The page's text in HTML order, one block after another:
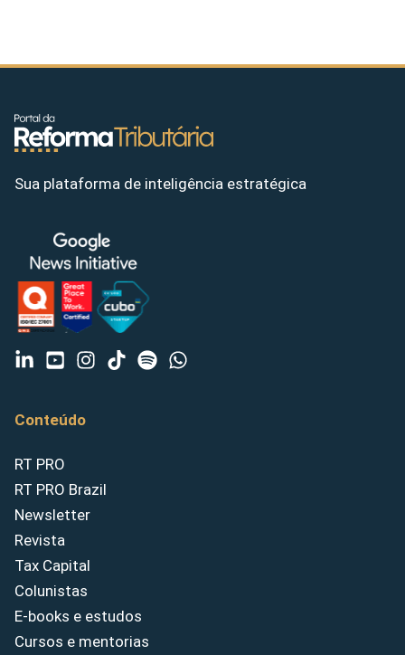
Sua plataforma de inteligência estratégica
Conteúdo
RT PRO
RT PRO Brazil
Newsletter
Revista
Tax Capital
Colunistas
E-books e estudos
Cursos e mentorias